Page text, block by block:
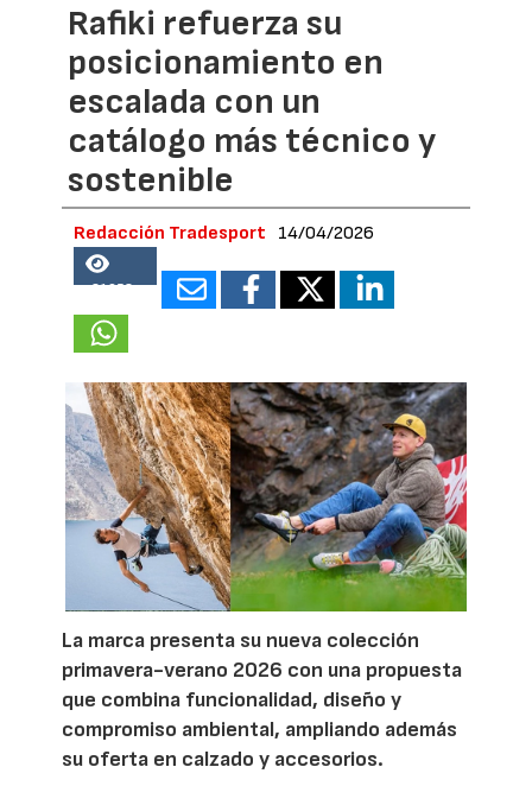
Rafiki refuerza su
posicionamiento en
escalada con un
catálogo más técnico y
sostenible
Redacción Tradesport 14/04/2026
21658
La marca presenta su nueva colección
primavera-verano 2026 con una propuesta
que combina funcionalidad, diseño y
compromiso ambiental, ampliando además
su oferta en calzado y accesorios.